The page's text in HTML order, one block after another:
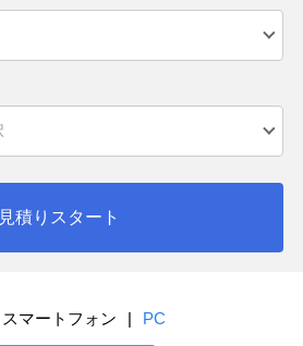
見積りスタート
スマートフォン | PC